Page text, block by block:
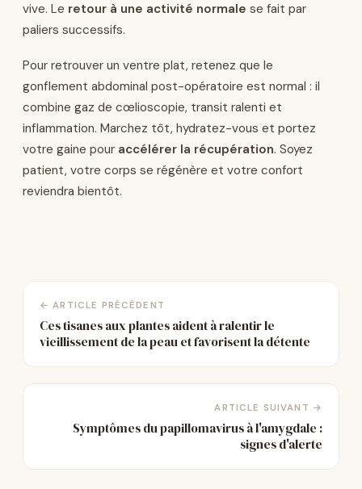
vive. Le retour à une activité normale se fait par
paliers successifs.
Pour retrouver un ventre plat, retenez que le
gonflement abdominal post-opératoire est normal : il
combine gaz de cœlioscopie, transit ralenti et
inflammation. Marchez tôt, hydratez-vous et portez
votre gaine pour accélérer la récupération. Soyez
patient, votre corps se régénère et votre confort
reviendra bientôt.
← ARTICLE PRÉCÉDENT
Ces tisanes aux plantes aident à ralentir le
vieillissement de la peau et favorisent la détente
ARTICLE SUIVANT →
Symptômes du papillomavirus à l'amygdale :
signes d'alerte